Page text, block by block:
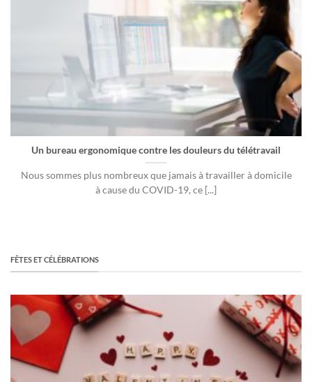
Un bureau ergonomique contre les douleurs du télétravail
Nous sommes plus nombreux que jamais à travailler à domicile
à cause du COVID-19, ce [...]
FÊTES ET CÉLÉBRATIONS